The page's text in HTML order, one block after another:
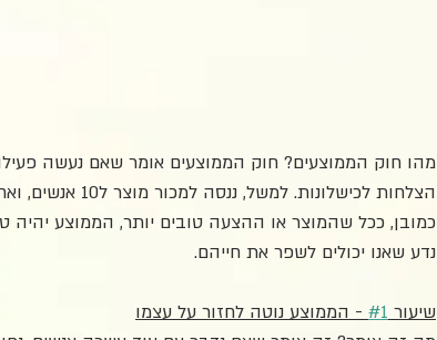
מהו חוק הממוצעים? חוק הממוצעים אומר שאם נעשה
הצלחות
כמובן, ככל שהמוצר או ההצעה טובים יותר, הממוצע יהיה
נדע שאנו יכולים לשפר את חייהם.
שיעור #1 - הממוצע נוטה לחזור על עצמו